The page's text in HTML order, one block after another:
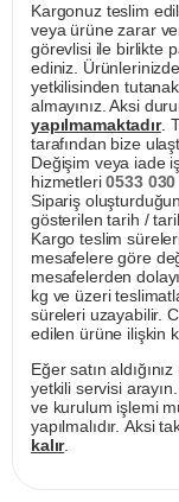
Kargonuz teslim
veya ürüne zarar
görevlisi ile birlikte
ediniz.
yetkilisinden
almayınız. Aksi
yapılmamaktadır.
tarafından bize
Değişim veya iade
hizmetleri0533
Sipariş
gösterilen tarih /
Kargo teslim
mesafelere göre
mesafelerden
kg ve üzeri
süreleri uzayabilir.
edilen ürüne ilişkin
Eğer satın
yetkili servisi
ve kurulum işlemi
yapılmalıdır. Aksi
kalır.